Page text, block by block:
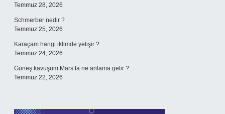
Temmuz 28, 2026
Schmerber nedir ?
Temmuz 25, 2026
Karaçam hangi iklimde yetişir ?
Temmuz 24, 2026
Güneş kavuşum Mars’ta ne anlama gelir ?
Temmuz 22, 2026